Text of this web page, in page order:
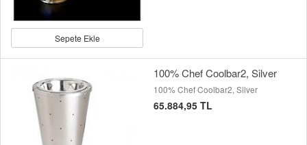
Sepete Ekle
100% Chef Coolbar2, Silver
100% Chef Coolbar2, Silver
65.884,95 TL